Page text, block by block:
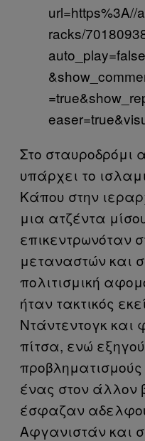
url=https%3A//
racks/
Στο σταυροδρόμι
υπάρχει το
Κάπου στην
μια ατζέντα
επικεντρωνόταν
μεταναστών και
πολιτισμική
ήταν τακτικός
Ντάντεντογκ και
πίτσα, ενώ
ένας στον άλλον
έσφαζαν
Αφγανιστάν και